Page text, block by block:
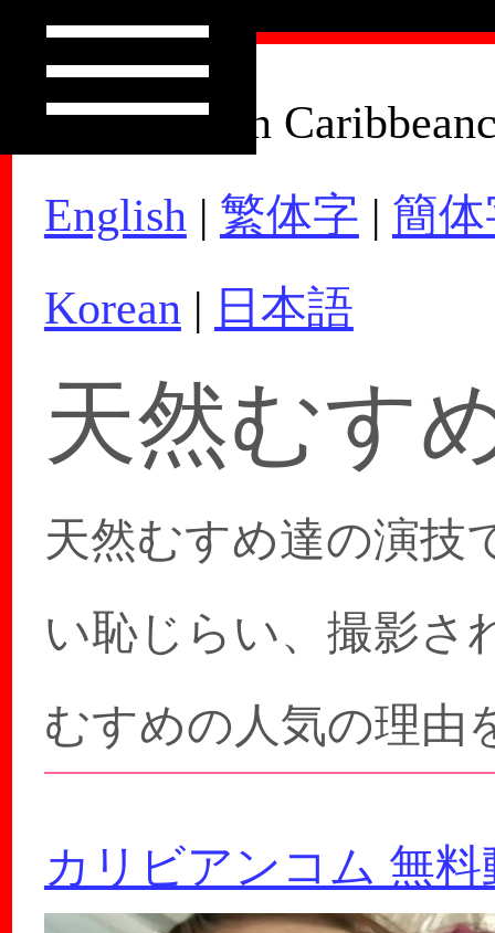
How to Join
English| 繁体字 | 簡
Korean| 日本語
天然むす
天然むすめ達の演技
い恥じらい、撮影さ
むすめの人気の理由
カリビアンコム 無料